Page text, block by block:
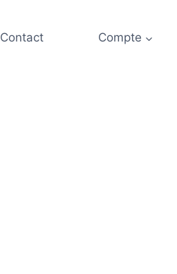
Contact Compte